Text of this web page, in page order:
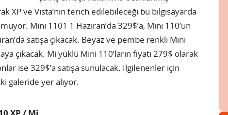
XP ve Vista’nın terich edilebileceği bu bilgisayarda
Mini 1101 1 Haziran’da 329$’a, Mini 110’un
satışa çıkacak. Beyaz ve pembe renkli Mini
çıkacak. Mi yüklü Mini 110’ların fiyatı 279$ olarak
ise 329$’a satışa sunulacak. İlgilenenler için
galeride yer alıyor.